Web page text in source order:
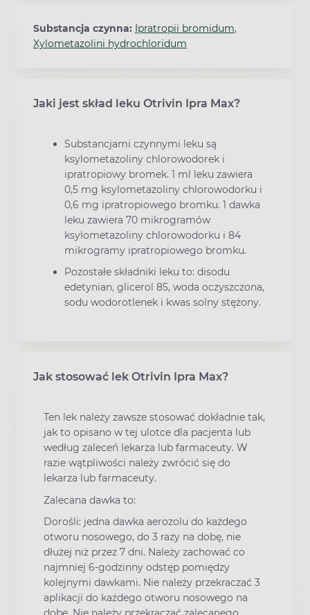
Substancja czynna: Ipratropii bromidum,
Xylometazolini hydrochloridum
Jaki jest skład leku Otrivin Ipra Max?
Substancjami czynnymi leku są
ksylometazoliny chlorowodorek i
ipratropiowy bromek. 1 ml leku zawiera
0,5 mg ksylometazoliny chlorowodorku i
0,6 mg ipratropiowego bromku. 1 dawka
leku zawiera 70 mikrogramów
ksylometazoliny chlorowodorku i 84
mikrogramy ipratropiowego bromku.
Pozostałe składniki leku to: disodu
edetynian, glicerol 85, woda oczyszczona,
sodu wodorotlenek i kwas solny stężony.
Jak stosować lek Otrivin Ipra Max?
Ten lek należy zawsze stosować dokładnie tak,
jak to opisano w tej ulotce dla pacjenta lub
według zaleceń lekarza lub farmaceuty. W
razie wątpliwości należy zwrócić się do
lekarza lub farmaceuty.
Zalecana dawka to:
Dorośli: jedna dawka aerozolu do każdego
otworu nosowego, do 3 razy na dobę, nie
dłużej niż przez 7 dni. Należy zachować co
najmniej 6-godzinny odstęp pomiędzy
kolejnymi dawkami. Nie należy przekraczać 3
aplikacji do każdego otworu nosowego na